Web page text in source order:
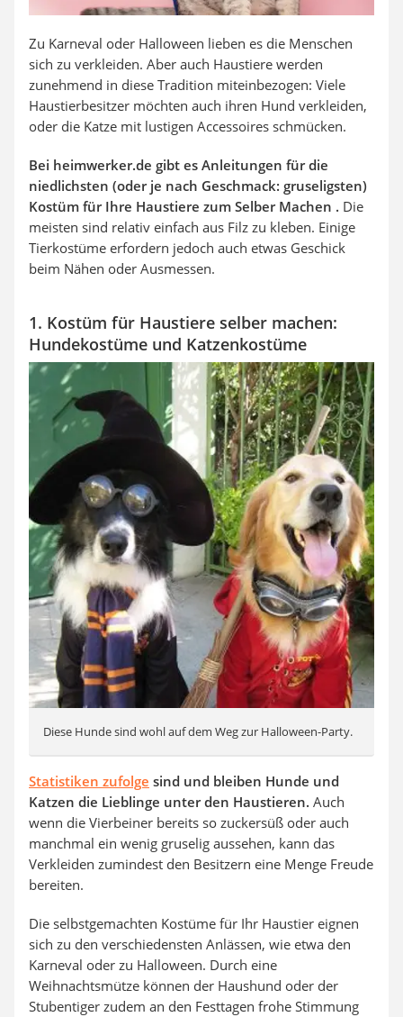
Zu Karneval oder Halloween lieben es die Menschen
sich zu verkleiden. Aber auch Haustiere werden
zunehmend in diese Tradition miteinbezogen: Viele
Haustierbesitzer möchten auch ihren Hund verkleiden,
oder die Katze mit lustigen Accessoires schmücken.
Bei heimwerker.de gibt es Anleitungen für die
niedlichsten (oder je nach Geschmack: gruseligsten)
Kostüm für Ihre Haustiere zum Selber Machen . Die
meisten sind relativ einfach aus Filz zu kleben. Einige
Tierkostüme erfordern jedoch auch etwas Geschick
beim Nähen oder Ausmessen.
1. Kostüm für Haustiere selber machen:
Hundekostüme und Katzenkostüme
Diese Hunde sind wohl auf dem Weg zur Halloween-Party.
Statistiken zufolge sind und bleiben Hunde und
Katzen die Lieblinge unter den Haustieren. Auch
wenn die Vierbeiner bereits so zuckersüß oder auch
manchmal ein wenig gruselig aussehen, kann das
Verkleiden zumindest den Besitzern eine Menge Freude
bereiten.
Die selbstgemachten Kostüme für Ihr Haustier eignen
sich zu den verschiedensten Anlässen, wie etwa den
Karneval oder zu Halloween. Durch eine
Weihnachtsmütze können der Haushund oder der
Stubentiger zudem an den Festtagen frohe Stimmung